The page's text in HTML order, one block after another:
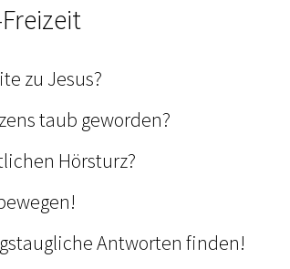
zu Jesus?
taub geworden?
Hörsturz?
Antworten finden!